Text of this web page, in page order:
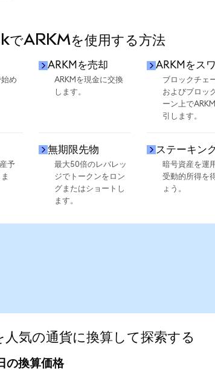
ARKMを使用する方法
め
ARKMを売却
ARKMを現金に交換
します。
ARKMをス
ブロックチェ
およびブロッ
ーン上で
引します。
予
無期限先物
最大50倍のレバレッ
ジでトークンをロン
グまたはショートし
ます。
ステーキン
暗号資産を運
受動的所得を
ょう。
気の通貨に換算して探索する
の換算価格